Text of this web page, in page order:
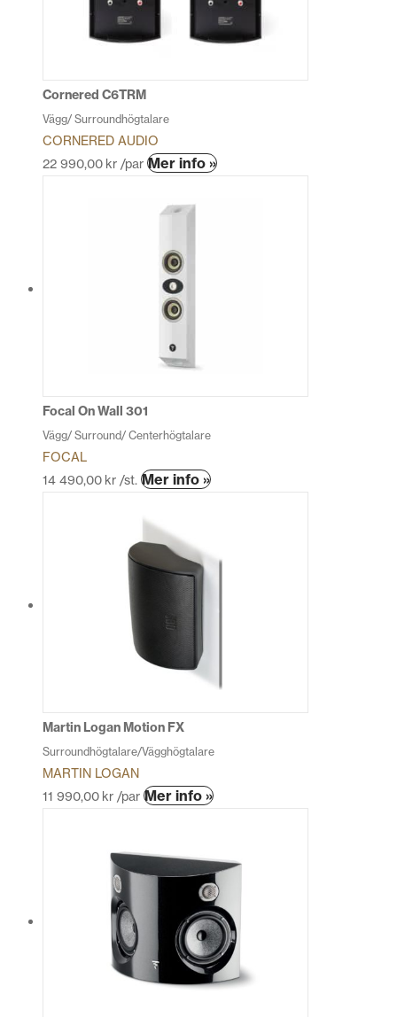
Cornered C6TRM
Vägg/ Surroundhögtalare
CORNERED AUDIO
22 990,00 kr /par Mer info »Den
Focal On Wall 301
Vägg/ Surround/ Centerhögtalare
FOCAL
14 490,00 kr /st. Mer info »Den
flera
väljas
Martin Logan Motion FX
Surroundhögtalare/Vägghögtalare
MARTIN LOGAN
11 990,00 kr /par Mer info »Den
flera
varianter.
De
olika
alternativen
kan